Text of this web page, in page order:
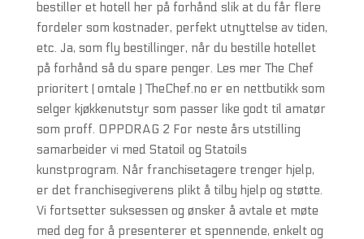
bestiller et hotell her på forhånd slik at du får flere
fordeler som kostnader, perfekt utnyttelse av tiden,
etc. Ja, som fly bestillinger, når du bestille hotellet
på forhånd så du spare penger. Les mer The Chef
prioritert ( omtale ) TheChef.no er en nettbutikk som
selger kjøkkenutstyr som passer like godt til amatør
som proff. OPPDRAG 2 For neste års utstilling
samarbeider vi med Statoil og Statoils
kunstprogram. Når franchisetagere trenger hjelp,
er det franchisegiverens plikt å tilby hjelp og støtte.
Vi fortsetter suksessen og ønsker å avtale et møte
med deg for å presenterer et spennende, enkelt og